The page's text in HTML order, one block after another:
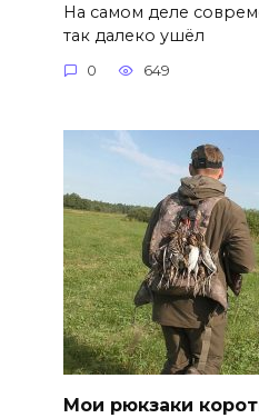
На самом деле
так далеко ушёл
0 649
Мои рюкзаки